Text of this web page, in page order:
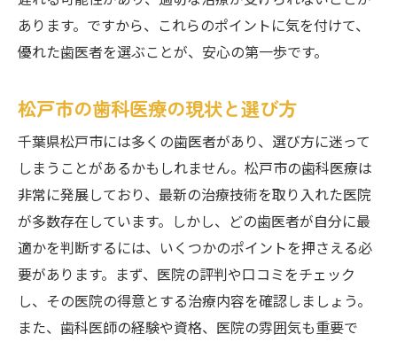
あります。ですから、これらのポイントに気を付けて、
優れた歯医者を選ぶことが、安心の第一歩です。
松戸市の歯科医療の現状と選び方
千葉県松戸市には多くの歯医者があり、選び方に迷って
しまうことがあるかもしれません。松戸市の歯科医療は
非常に発展しており、最新の治療技術を取り入れた医院
が多数存在しています。しかし、どの歯医者が自分に最
適かを判断するには、いくつかのポイントを押さえる必
要があります。まず、医院の評判や口コミをチェック
し、その医院の得意とする治療内容を確認しましょう。
また、歯科医師の経験や資格、医院の雰囲気も重要で